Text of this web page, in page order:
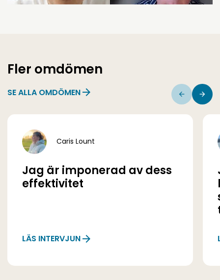
Fler omdömen
SE ALLA OMDÖMEN
Caris Lount
Jag är imponerad av dess
effektivitet
LÄS INTERVJUN